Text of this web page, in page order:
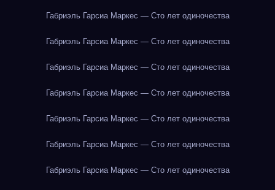
Габриэль Гарсиа Маркес — Сто лет одиночества
Габриэль Гарсиа Маркес — Сто лет одиночества
Габриэль Гарсиа Маркес — Сто лет одиночества
Габриэль Гарсиа Маркес — Сто лет одиночества
Габриэль Гарсиа Маркес — Сто лет одиночества
Габриэль Гарсиа Маркес — Сто лет одиночества
Габриэль Гарсиа Маркес — Сто лет одиночества